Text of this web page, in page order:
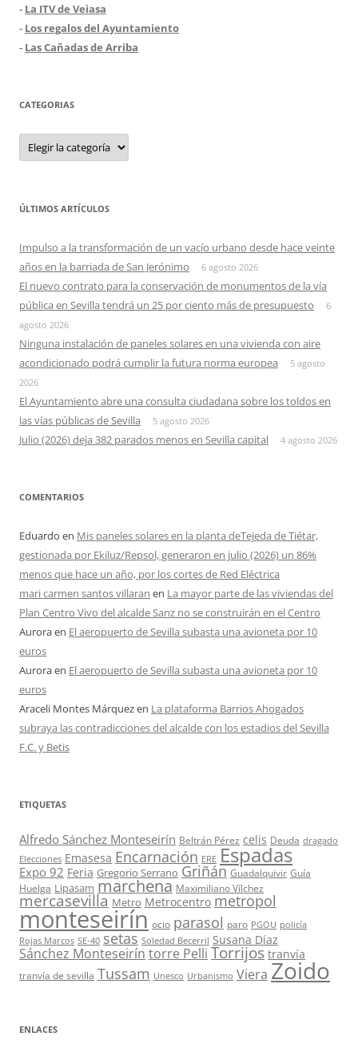
- La ITV de Veiasa
- Los regalos del Ayuntamiento
- Las Cañadas de Arriba
CATEGORIAS
Categorias
ÚLTIMOS ARTÍCULOS
Impulso a la transformación de un vacío urbano desde hace veinte
años en la barriada de San Jerónimo
6 agosto 2026
El nuevo contrato para la conservación de monumentos de la vía
pública en Sevilla tendrá un 25 por ciento más de presupuesto
6
agosto 2026
Ninguna instalación de paneles solares en una vivienda con aire
acondicionado podrá cumplir la futura norma europea
5 agosto
2026
El Ayuntamiento abre una consulta ciudadana sobre los toldos en
las vías públicas de Sevilla
5 agosto 2026
Julio (2026) deja 382 parados menos en Sevilla capital 4 agosto 2026
COMENTARIOS
Eduardo en Mis paneles solares en la planta deTejeda de Tiétar,
gestionada por Ekiluz/Repsol, generaron en julio (2026) un 86%
menos que hace un año, por los cortes de Red Eléctrica
mari carmen santos villaran en La mayor parte de las viviendas del
Plan Centro Vivo del alcalde Sanz no se construirán en el Centro
Auroraen El aeropuerto de Sevilla subasta una avioneta por 10
euros
Auroraen El aeropuerto de Sevilla subasta una avioneta por 10
euros
Araceli Montes Márquezen La plataforma Barrios Ahogados
subraya las contradicciones del alcalde con los estadios del Sevilla
F.C. y Betis
ETIQUETAS
Alfredo Sánchez Monteseirín Beltrán Pérez celis Deuda dragado
Elecciones Emasesa Encarnación ERE Espadas
Expo 92 Feria Gregorio Serrano Griñán Guadalquivir Guía
Huelga Lipasam marchena Maximiliano Vílchez
mercasevilla Metro Metrocentro metropol
monteseirín ocio parasol paro PGOU policía
Rojas Marcos SE-40 setas Soledad Becerril Susana Díaz
Sánchez Monteseirín torre Pelli Torrijos tranvía
tranvía de sevilla Tussam Unesco Urbanismo Viera Zoido
ENLACES